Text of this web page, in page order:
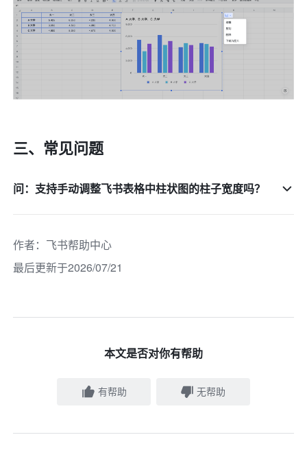
三、常见问题
问：支持手动调整飞书表格中柱状图的柱子宽度吗？
作者： 飞书帮助中心
最后更新于2026/07/21
本文是否对你有帮助
有帮助 无帮助